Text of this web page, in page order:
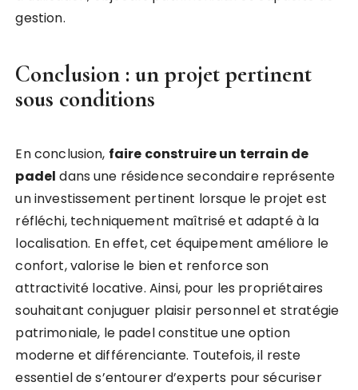
gestion.
Conclusion : un projet pertinent
sous conditions
En conclusion, faire construire un terrain de
padel dans une résidence secondaire représente
un investissement pertinent lorsque le projet est
réfléchi, techniquement maîtrisé et adapté à la
localisation. En effet, cet équipement améliore le
confort, valorise le bien et renforce son
attractivité locative. Ainsi, pour les propriétaires
souhaitant conjuguer plaisir personnel et stratégie
patrimoniale, le padel constitue une option
moderne et différenciante. Toutefois, il reste
essentiel de s’entourer d’experts pour sécuriser